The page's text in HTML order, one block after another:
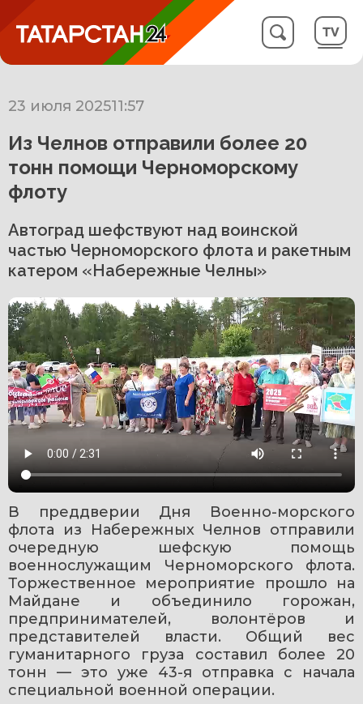
23 июля 202511:57
Из Челнов отправили более 20
тонн помощи Черноморскому
флоту
Автоград шефствуют над воинской
частью Черноморского флота и ракетным
катером «Набережные Челны»
В преддверии Дня Военно-морского
флота из Набережных Челнов отправили
очередную шефскую помощь
военнослужащим Черноморского флота.
Торжественное мероприятие прошло на
Майдане и объединило горожан,
предпринимателей, волонтёров и
представителей власти. Общий вес
гуманитарного груза составил более 20
тонн — это уже 43-я отправка с начала
специальной военной операции.